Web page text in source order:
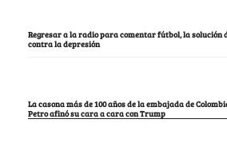
Regresar a la radio para comentar fútbol, la solución
contra la depresión
La casona más de 100 años de la embajada de
Petro afinó su cara a cara con Trump